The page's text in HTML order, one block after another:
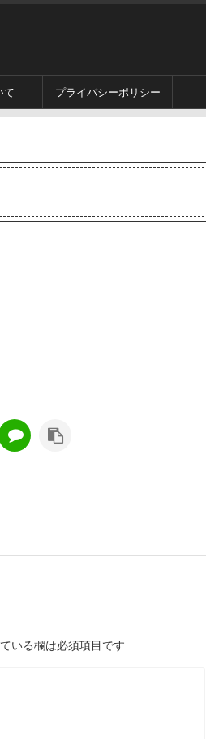
て プライバシーポリシー
いる欄は必須項目です